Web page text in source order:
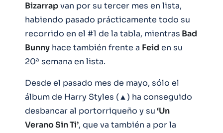
Bizarrapvan por su tercer mes en lista,
habiendo pasado prácticamente todo su
recorrido en el #1 de la tabla, mientras Bad
Bunny hace también frente a Feid en su
20ª semana en lista.
Desde el pasado mes de mayo, sólo el
álbum de Harry Styles (▲) ha conseguido
desbancar al portorriqueño y su‘Un
Verano Sin Ti’, que va también a por la